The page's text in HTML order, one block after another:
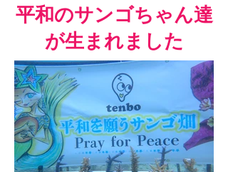
平和のサンゴちゃん達
が生まれました